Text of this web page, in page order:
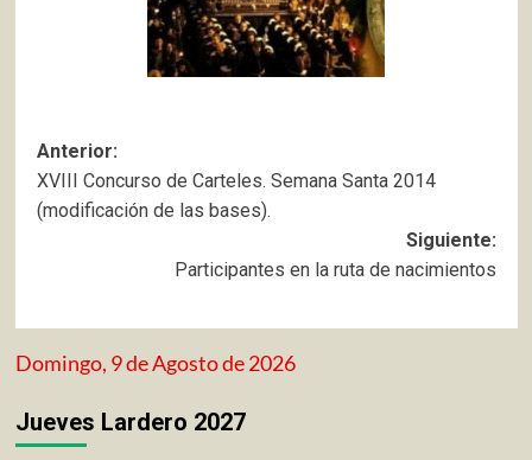
Navegación
de
entradas
Anterior:
XVIII Concurso de Carteles. Semana Santa 2014
(modificación de las bases).
Siguiente:
Participantes en la ruta de nacimientos
Domingo, 9 de Agosto de 2026
Jueves Lardero 2027